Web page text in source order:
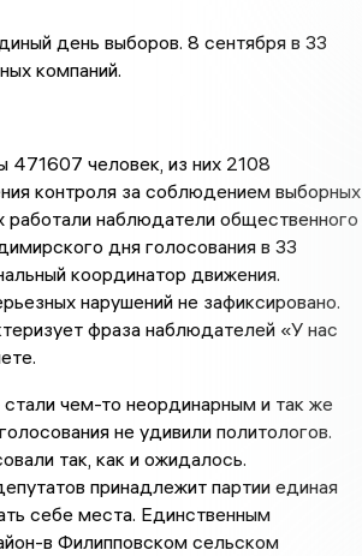
день выборов. 8 сентября в 33
компаний.
471607 человек, из них 2108
контроля за соблюдением выборных
работали наблюдатели общественного
дня голосования в 33
координатор движения.
нарушений не зафиксировано.
фраза наблюдателей «У нас
чем-то неординарным и так же
не удивили политологов.
так, как и ожидалось.
принадлежит партии единая
себе места. Единственным
в Филипповском сельском